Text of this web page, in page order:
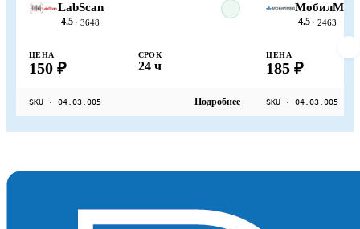
LabScan
4.5 · 3648
ЦЕНА
150 ₽
СРОК
24 ч
SKU · 04.03.005 Подробнее
МобилМед
4.5 · 2463
ЦЕНА
185 ₽
SKU · 04.03.005